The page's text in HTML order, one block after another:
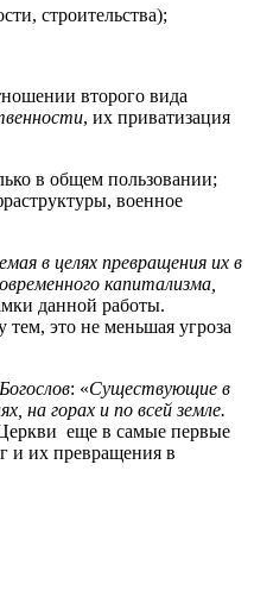
строительства);
второго вида
, их приватизация
в общем пользовании;
военное
в целях превращения их в
капитализма,
данной работы.
это не меньшая угроза
: «Существующие в
на горах и по всей земле.
еще в самые первые
и их превращения в